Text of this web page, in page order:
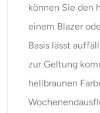
können Sie den
einem Blazer
Basis lässt
zur Geltung
hellbraunen